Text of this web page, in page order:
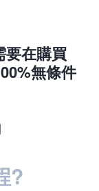
要在購買
無條件
?